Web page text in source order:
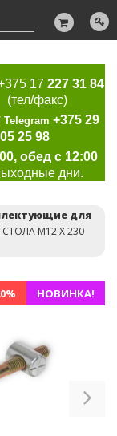
17227 31 84
(тел/факс)
Telegram +375 29
25 98
обед с 12:00
дни.
для
M12 X 230
НОВИНКА!